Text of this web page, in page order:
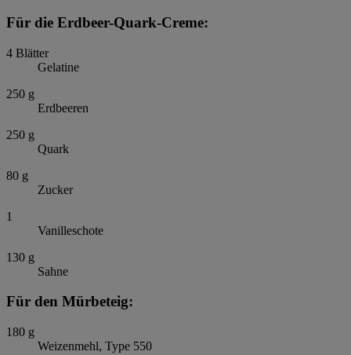
Für die Erdbeer-Quark-Creme:
4 Blätter
Gelatine
250 g
Erdbeeren
250 g
Quark
80 g
Zucker
1
Vanilleschote
130 g
Sahne
Für den Mürbeteig:
180 g
Weizenmehl, Type 550